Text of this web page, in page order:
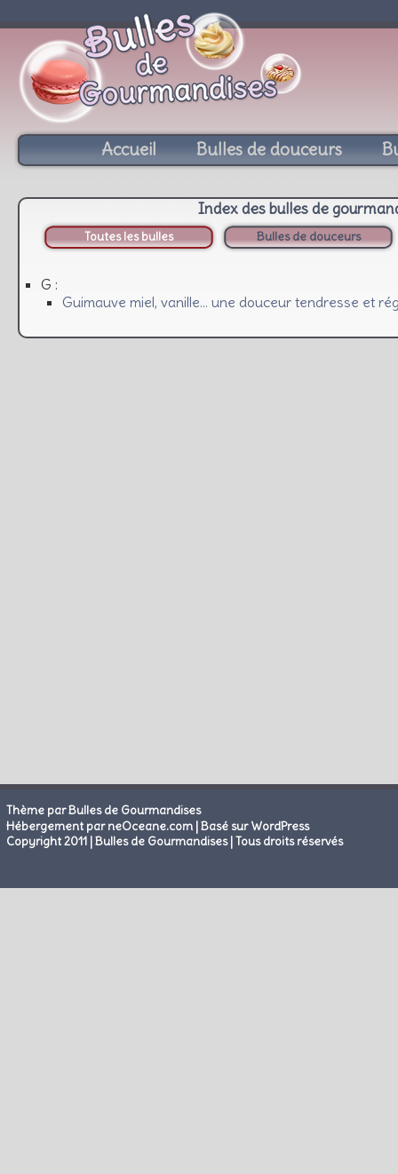
Accueil Bulles de douceurs
Index des bulles de
Toutes les bulles Bulles de douceurs
G :
Guimauve miel, vanille… une douceur tendresse et
Thème par Bulles de Gourmandises
Hébergement par neOceane.com |Basé sur WordPress
Copyright 2011 | Bulles de Gourmandises | Tous droits réservés